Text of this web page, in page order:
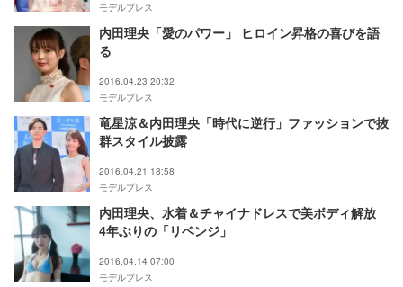
モデルプレス
内田理央「愛のパワー」 ヒロイン昇格の喜びを語
る
2016.04.23 20:32
モデルプレス
竜星涼＆内田理央「時代に逆行」ファッションで抜
群スタイル披露
2016.04.21 18:58
モデルプレス
内田理央、水着＆チャイナドレスで美ボディ解放
4年ぶりの「リベンジ」
2016.04.14 07:00
モデルプレス